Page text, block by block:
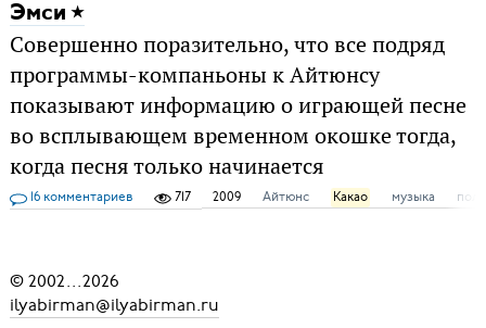
Эмси
Совершенно поразительно, что все подряд
программы-компаньоны к Айтюнсу
показывают информацию о играющей песне
во всплывающем временном окошке тогда,
когда песня только начинается
16 комментариев 717 2009 Айтюнс Какао музыка
© 2002...2026
ilyabirman@ilyabirman.ru